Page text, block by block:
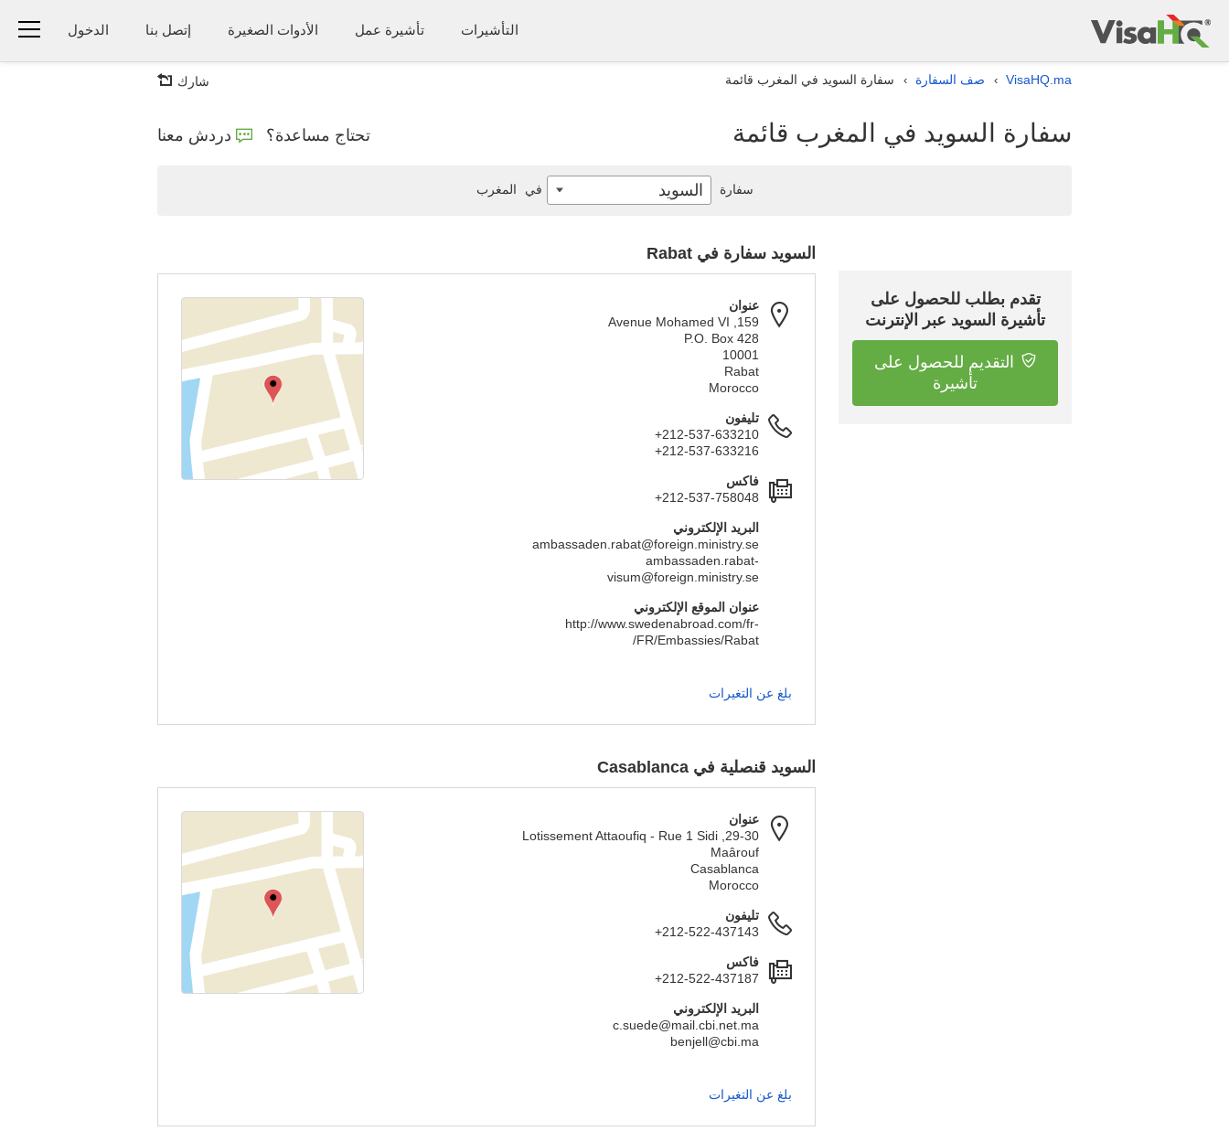
التأشيرات تأشيرة عمل الأدوات الصغيرة إتصل بنا الدخول
VisaHQ.ma
› صف السفارة › سفارة السويد في المغرب قائمة شارك
سفارة السويد في المغرب قائمة تحتاج مساعدة؟ دردش معنا
تقدم بطلب للحصول على
تأشيرة السويد عبر الإنترنت
التقديم للحصول على
تأشيرة
السويد سفارة في Rabat
عنوان
159, Avenue Mohamed VI
P.O. Box 428
10001
Rabat
Morocco
تليفون
+212-537-633210
+212-537-633216
فاكس
+212-537-758048
البريد الإلكتروني
ambassaden.rabat@foreign.ministry.se
ambassaden.rabat-
visum@foreign.ministry.se
عنوان الموقع الإلكتروني
http://www.swedenabroad.com/fr-
FR/Embassies/Rabat/
بلغ عن التغيرات
السويد قنصلية في Casablanca
عنوان
29-30, Lotissement Attaoufiq - Rue 1 Sidi
Maârouf
Casablanca
Morocco
تليفون
+212-522-437143
فاكس
+212-522-437187
البريد الإلكتروني
c.suede@mail.cbi.net.ma
benjell@cbi.ma
بلغ عن التغيرات
سفارة السويد في المغرب